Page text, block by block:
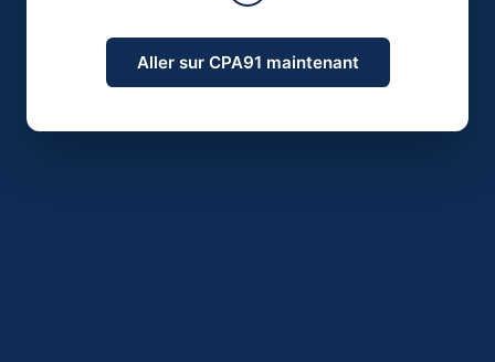
Aller sur CPA91 maintenant